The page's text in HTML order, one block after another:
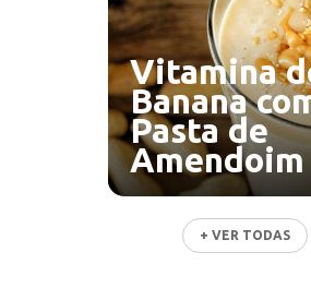
Vitamina
Banana
Pasta de
Amendoim
+ VER TODAS